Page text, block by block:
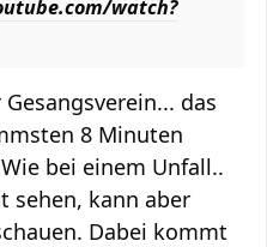
watch?
das
8 Minuten
bei einem Unfall..
sehen, kann aber
Dabei kommt